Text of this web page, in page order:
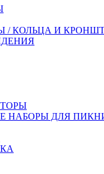
/ КОЛЬЦА И
НАБОРЫ ДЛЯ